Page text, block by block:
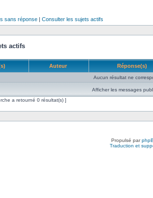
sans réponse | Consulter les sujets actifs
actifs
Auteur Réponse(s)
Aucun résultat ne
Afficher les messages
a retourné 0 résultat(s) ]
Propulsé par
Traduction et